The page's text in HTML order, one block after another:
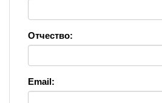
Отчество:
Email: